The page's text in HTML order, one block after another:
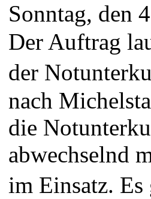
Sonntag, den
Der Auftrag
der
nach
die
abwechselnd
im Einsatz.